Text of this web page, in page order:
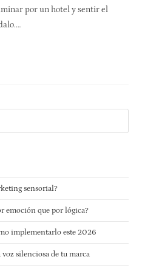
por un hotel y sentir el
sensorial?
emoción que por lógica?
implementarlo este 2026
silenciosa de tu marca